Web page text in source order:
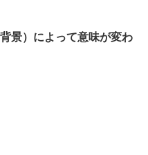
景）によって意味が変わ